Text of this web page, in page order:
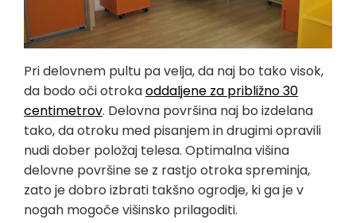
Pri delovnem pultu pa velja, da naj bo tako visok,
da bodo oči otrokaoddaljene za približno 30
centimetrov. Delovna površina naj bo izdelana
tako, da otroku med pisanjem in drugimi opravili
nudi dober položaj telesa. Optimalna višina
delovne površine se z rastjo otroka spreminja,
zato je dobro izbrati takšno ogrodje, ki ga je v
nogah mogoče višinsko prilagoditi.